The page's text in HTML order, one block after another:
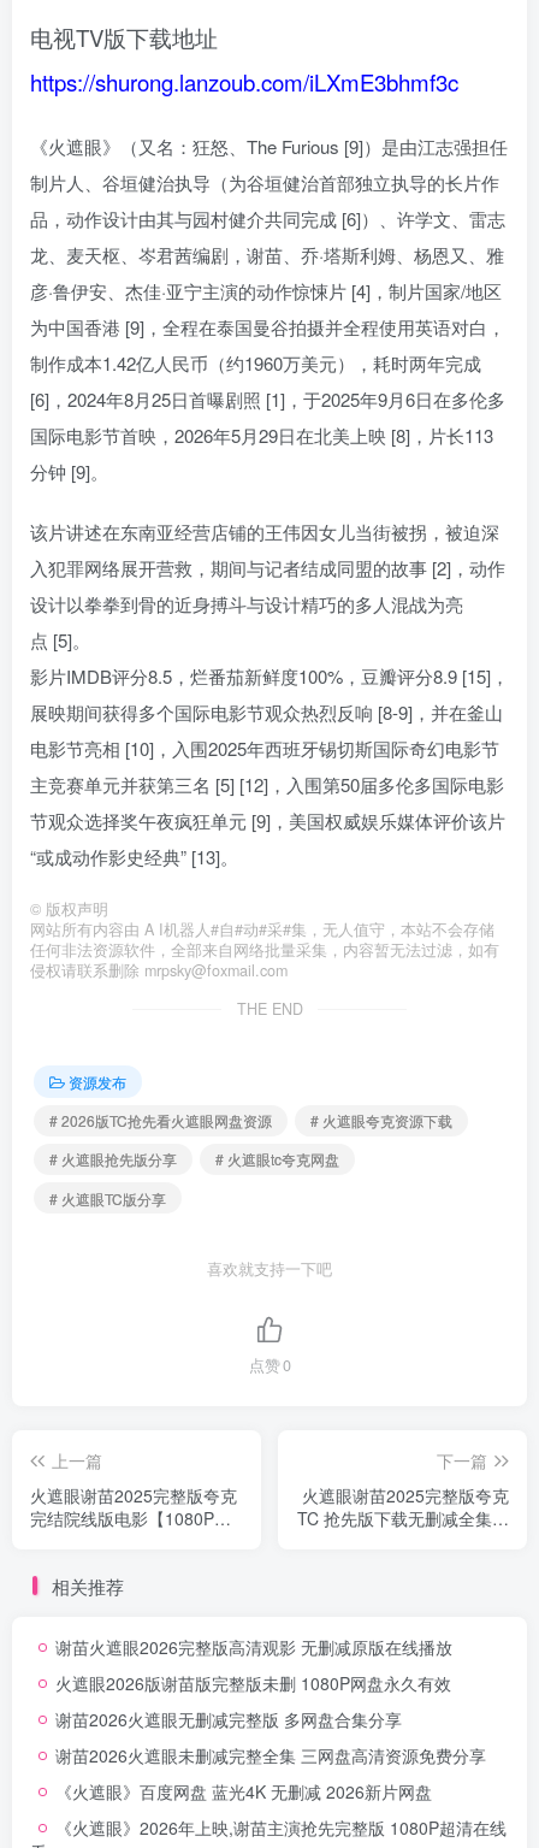
电视TV版下载地址
https://shurong.lanzoub.com/iLXmE3bhmf3c
《火遮眼》（又名：狂怒、The Furious [9]）是由江志强担任
制片人、谷垣健治执导（为谷垣健治首部独立执导的长片作
品，动作设计由其与园村健介共同完成 [6]）、许学文、雷志
龙、麦天枢、岑君茜编剧，谢苗、乔·塔斯利姆、杨恩又、雅
彦·鲁伊安、杰佳·亚宁主演的动作惊悚片 [4]，制片国家/地区
为中国香港 [9]，全程在泰国曼谷拍摄并全程使用英语对白，
制作成本1.42亿人民币（约1960万美元），耗时两年完成
[6]，2024年8月25日首曝剧照 [1]，于2025年9月6日在多伦多
国际电影节首映，2026年5月29日在北美上映 [8]，片长113
分钟 [9]。
该片讲述在东南亚经营店铺的王伟因女儿当街被拐，被迫深
入犯罪网络展开营救，期间与记者结成同盟的故事 [2]，动作
设计以拳拳到骨的近身搏斗与设计精巧的多人混战为亮
点 [5]。
影片IMDB评分8.5，烂番茄新鲜度100%，豆瓣评分8.9 [15]，
展映期间获得多个国际电影节观众热烈反响 [8-9]，并在釜山
电影节亮相 [10]，入围2025年西班牙锡切斯国际奇幻电影节
主竞赛单元并获第三名 [5] [12]，入围第50届多伦多国际电影
节观众选择奖午夜疯狂单元 [9]，美国权威娱乐媒体评价该片
“或成动作影史经典” [13]。
© 版权声明
网站所有内容由 A I机器人#自#动#采#集，无人值守，本站不会存储
任何非法资源软件，全部来自网络批量采集，内容暂无法过滤，如有
侵权请联系删除 mrpsky@foxmail.com
THE END
资源发布
# 2026版TC抢先看火遮眼网盘资源
# 火遮眼夸克资源下载
# 火遮眼抢先版分享
# 火遮眼tc夸克网盘
# 火遮眼TC版分享
喜欢就支持一下吧
点赞0
上一篇
火遮眼谢苗2025完整版夸克
完结院线版电影【1080P蓝
下一篇
火遮眼谢苗2025完整版夸克
TC 抢先版下载无删减全集打
相关推荐
谢苗火遮眼2026完整版高清观影 无删减原版在线播放
火遮眼2026版谢苗版完整版未删 1080P网盘永久有效
谢苗2026火遮眼无删减完整版 多网盘合集分享
谢苗2026火遮眼未删减完整全集 三网盘高清资源免费分享
《火遮眼》百度网盘 蓝光4K 无删减 2026新片网盘
《火遮眼》2026年上映,谢苗主演抢先完整版 1080P超清在线